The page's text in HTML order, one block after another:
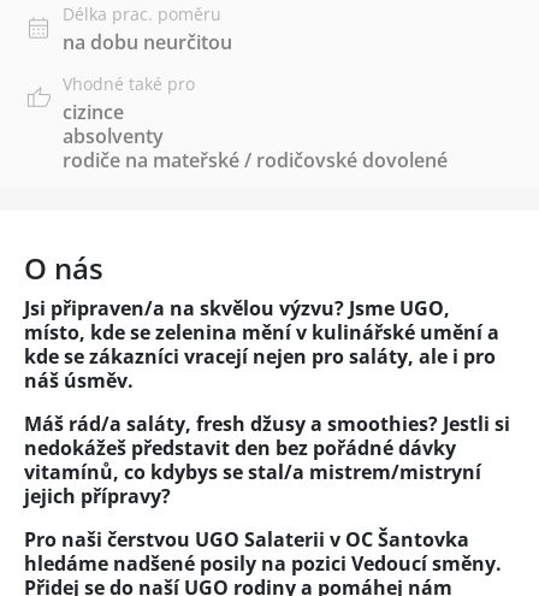
Délka prac. poměru
na dobu neurčitou
Vhodné také pro
cizince
absolventy
rodiče na mateřské / rodičovské dovolené
O nás
Jsi připraven/a na skvělou výzvu? Jsme UGO,
místo, kde se zelenina mění v kulinářské umění a
kde se zákazníci vracejí nejen pro saláty, ale i pro
náš úsměv.
Máš rád/a saláty, fresh džusy a smoothies? Jestli si
nedokážeš představit den bez pořádné dávky
vitamínů, co kdybys se stal/a mistrem/mistryní
jejich přípravy?
Pro naši čerstvou UGO Salaterii v OC Šantovka
hledáme nadšené posily na pozici Vedoucí směny.
Přidej se do naší UGO rodiny a pomáhej nám